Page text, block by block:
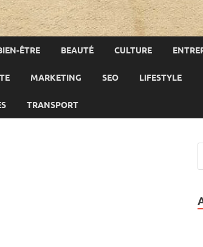
ÊTRE BEAUTÉ CULTURE
MARKETING SEO LIFESTYLE
TRANSPORT